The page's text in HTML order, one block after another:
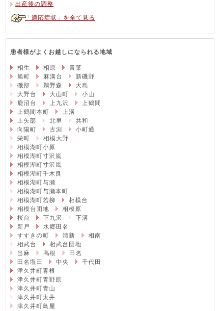
出産後の調整
「適応症状」を全て見る
患者様がよくお越しになられる地域
相生 相原
青葉
旭町
麻溝台
新磯野
磯部
鵜野森
大島
大野台
大山町
小山
鹿沼台
上九沢
上鶴間
上鶴間本町
上溝
上矢部
北里
共和
向陽町
古淵
小町通
栄町
相模大野
相模湖町小原
相模湖町寸沢嵐
相模湖町寸沢嵐
相模湖町千木良
相模湖町与瀬
相模湖町与瀬本町
相模湖町若柳
相模台
相模台団地
相模原
桜台
下九沢
下溝
新戸
水郷田名
すすきの町
清新
相南
相武台
相武台団地
当麻
高根
田名
田名塩田
中央
千代田
津久井町青根
津久井町青野原
津久井町青山
津久井町太井
津久井町鳥屋